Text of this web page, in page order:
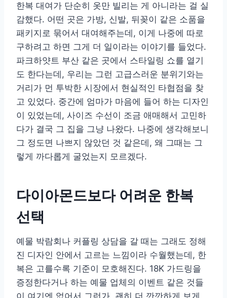
한복 대여가 단순히 옷만 빌리는 게 아니라는 걸 실
감했다. 어떤 곳은 가방, 신발, 뒤꽂이 같은 소품을
패키지로 묶어서 대여해주는데, 이게 나중에 따로
구하려고 하면 그게 더 일이라는 이야기를 들었다.
파크하얏트 부산 같은 곳에서 스타일링 쇼를 열기
도 한다는데, 우리는 그런 고급스러운 분위기와는
거리가 먼 투박한 시장에서 현실적인 타협점을 찾
고 있었다. 중간에 엄마가 마음에 들어 하는 디자인
이 있었는데, 사이즈 수선이 조금 애매해서 고민하
다가 결국 그 집을 그냥 나왔다. 나중에 생각해보니
그 정도면 나쁘지 않았던 것 같은데, 왜 그때는 그
렇게 까다롭게 굴었는지 모르겠다.
다이아몬드보다 어려운 한복
선택
예물 박람회나 커플링 상담을 갈 때는 그래도 정해
진 디자인 안에서 고르는 느낌이라 수월했는데, 한
복은 고를수록 기준이 모호해진다. 18K 가드링을
증정한다거나 하는 예물 업체의 이벤트 같은 것들